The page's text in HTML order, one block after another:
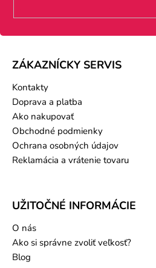
ZÁKAZNÍCKY SERVIS
Kontakty
Doprava a platba
Ako nakupovať
Obchodné podmienky
Ochrana osobných údajov
Reklamácia a vrátenie tovaru
UŽITOČNÉ INFORMÁCIE
O nás
Ako si správne zvoliť veľkosť?
Blog